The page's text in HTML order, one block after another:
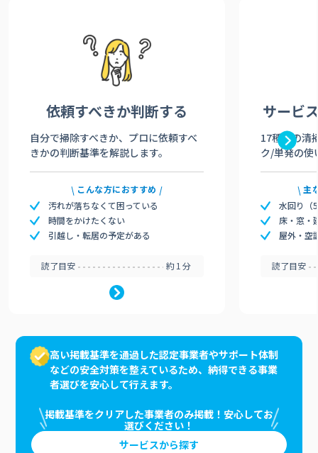
依頼すべきか判断する
自分で掃除すべきか、プロに依頼すべ
きかの判断基準を解説します。
こんな方におすすめ
汚れが落ちなくて困っている
時間をかけたくない
引越し・転居の予定がある
読了目安 約1分
サービ
17種類の清
ク/単発の使
主
水回り（
床・窓・
屋外・空
読了目安
高い掲載基準を通過した認定事業者やサポート体制
などの安全対策を整えているため、納得できる事業
者選びを安心して行えます。
掲載基準をクリアした事業者のみ掲載！安心してお
選びください！
サービスから探す